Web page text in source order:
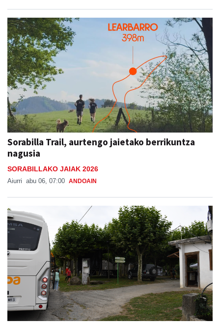
Sorabilla Trail, aurtengo jaietako berrikuntza
nagusia
SORABILLAKO JAIAK 2026
Aiurri abu 06, 07:00 ANDOAIN